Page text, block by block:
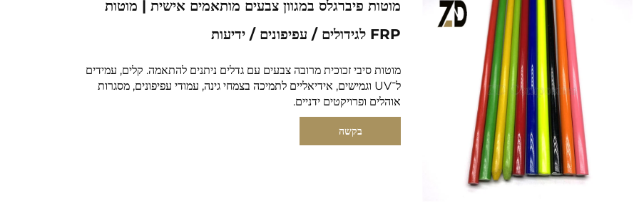
מוטות פיברגלס במגוון צבעים מותאמים אישית | מוטות
FRP לגידולים / עפיפונים / ידיעות
מוטות סיבי זכוכית מרובה צבעים עם גדלים ניתנים להתאמה. קלים, עמידים
ל־UV וגמישים, אידיאליים לתמיכה בצמחי גינה, עמודי עפיפונים, מסגרות
אוהלים ופרויקטים ידניים.
בקשה